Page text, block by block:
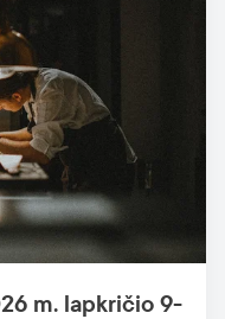
m. lapkričio 9-